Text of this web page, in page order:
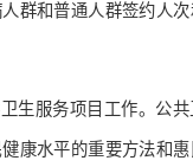
群和普通人群签约人
生服务项目工作。公
康水平的重要方法和